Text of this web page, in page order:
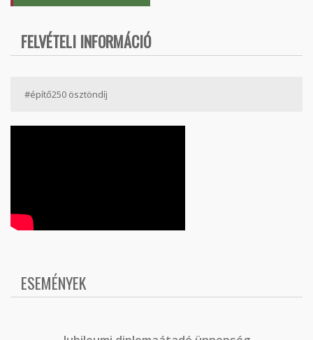
FELVÉTELI INFORMÁCIÓ
#építő250 ösztöndíj
ESEMÉNYEK